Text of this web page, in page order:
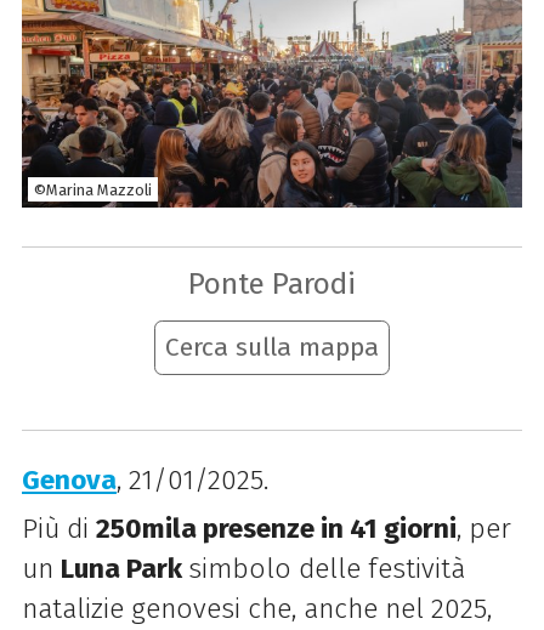
©Marina Mazzoli
Ponte Parodi
Cerca sulla mappa
Genova, 21/01/2025.
Più di 250mila presenze in 41 giorni, per
un Luna Park simbolo delle festività
natalizie genovesi che, anche nel 2025,